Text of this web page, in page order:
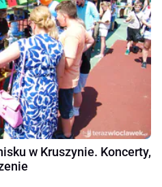
w Kruszynie. Koncerty,